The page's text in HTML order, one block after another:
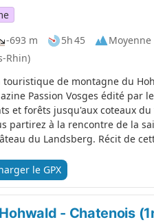
-693 m 5h 45
Moyenne
Rhin)
de montagne du
Passion Vosges édité par
et forêts jusqu'aux coteaux
partirez à la rencontre de la
du Landsberg. Récit de
le GPX
- Chatenois